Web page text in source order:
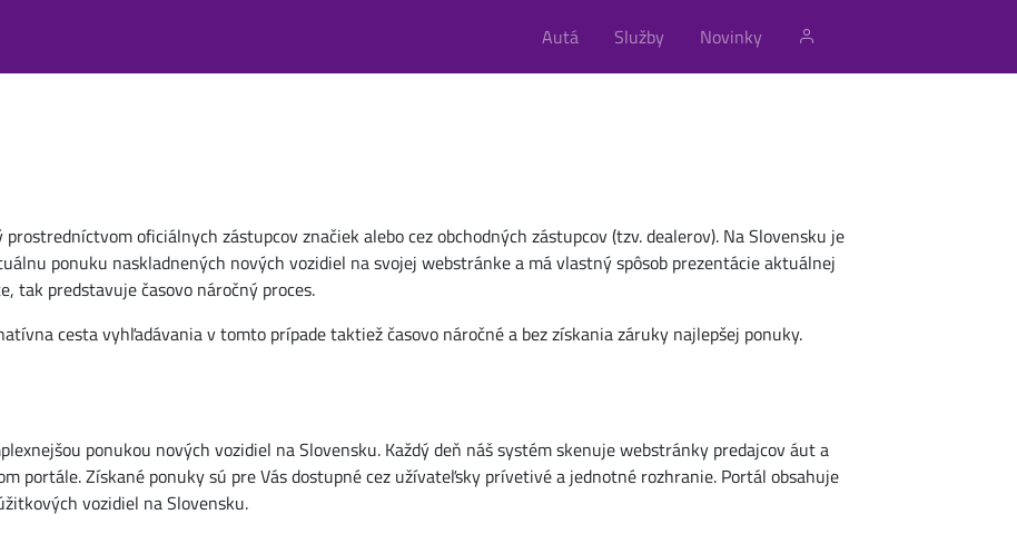
Autá Služby Novinky
oficiálnych zástupcov značiek alebo cez obchodných zástupcov (tzv. dealerov). Na Slovensku je
ponuku naskladnených nových vozidiel na svojej webstránke a má vlastný spôsob prezentácie aktuálnej
tak predstavuje časovo náročný proces.
cesta vyhľadávania v tomto prípade taktiež časovo náročné a bez získania záruky najlepšej ponuky.
ponukou nových vozidiel na Slovensku. Každý deň náš systém skenuje webstránky predajcov áut a
portále. Získané ponuky sú pre Vás dostupné cez užívateľsky prívetivé a jednotné rozhranie. Portál obsahuje
vozidiel na Slovensku.